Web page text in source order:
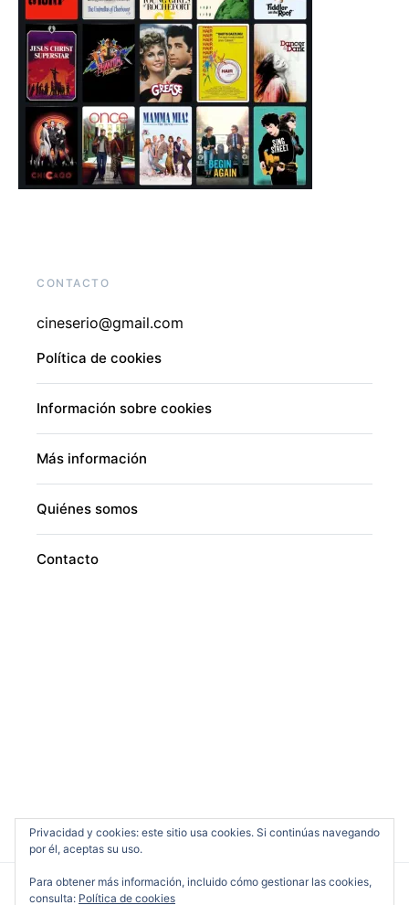
CONTACTO
cineserio@gmail.com
Política de cookies
Información sobre cookies
Más información
Quiénes somos
Contacto
Privacidad y cookies: este sitio usa cookies. Si continúas navegando
por él, aceptas su uso.
Para obtener más información, incluido cómo gestionar las cookies,
consulta: Política de cookies